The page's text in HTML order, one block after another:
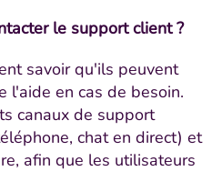
le support client ?
savoir qu'ils peuvent
l'aide en cas de besoin.
canaux de support
chat en direct) et
afin que les utilisateurs